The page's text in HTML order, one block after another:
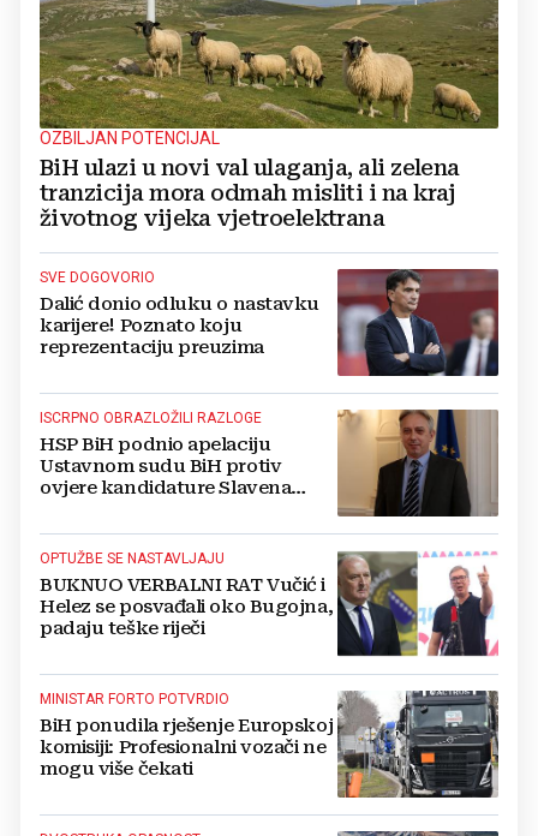
OZBILJAN POTENCIJAL
BiH ulazi u novi val ulaganja, ali zelena
tranzicija mora odmah misliti i na kraj
životnog vijeka vjetroelektrana
SVE DOGOVORIO
Dalić donio odluku o nastavku
karijere! Poznato koju
reprezentaciju preuzima
ISCRPNO OBRAZLOŽILI RAZLOGE
HSP BiH podnio apelaciju
Ustavnom sudu BiH protiv
ovjere kandidature Slavena
OPTUŽBE SE NASTAVLJAJU
BUKNUO VERBALNI RAT Vučić i
Helez se posvađali oko Bugojna,
padaju teške riječi
MINISTAR FORTO POTVRDIO
BiH ponudila rješenje Europskoj
komisiji: Profesionalni vozači ne
mogu više čekati